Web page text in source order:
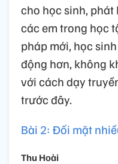
cho học sinh,
các em trong học
pháp mới, học
động hơn, không
với cách dạy
trước đây.
Bài 2: Đối mặt
Thu Hoài